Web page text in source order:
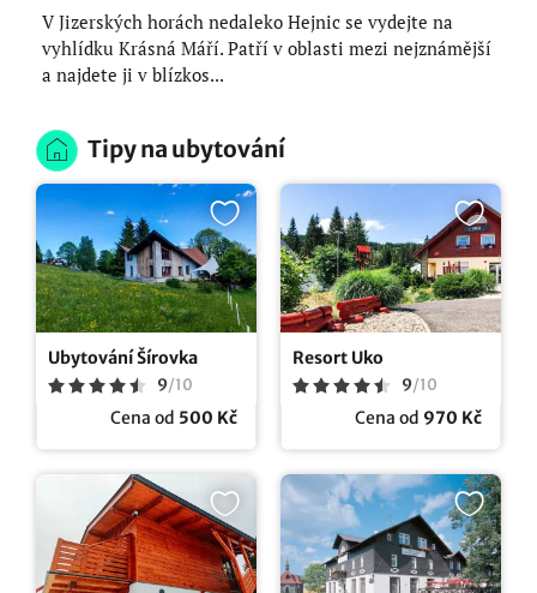
V Jizerských horách nedaleko Hejnic se vydejte na
vyhlídku Krásná Máří. Patří v oblasti mezi nejznámější
a najdete ji v blízkos...
Tipy na ubytování
Ubytování Šírovka
9/10
Cena od 500 Kč
Resort Uko
9/10
Cena od 970 Kč